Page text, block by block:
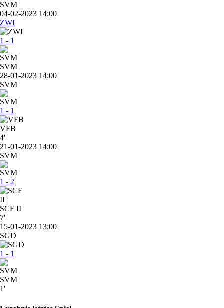
SVM
04-02-2023 14:00
ZWI
1 - 1
SVM
28-01-2023 14:00
SVM
1 - 1
VFB
4'
21-01-2023 14:00
SVM
1 - 2
SCF II
7'
15-01-2023 13:00
SGD
1 - 1
SVM
1'